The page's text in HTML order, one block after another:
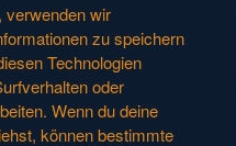
verwenden wir
zu speichern
Technologien
oder
Wenn du deine
können bestimmte